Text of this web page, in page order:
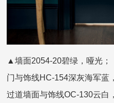
▲墙面2054-20碧绿，哑光；
门与饰线HC-154深灰海军蓝
过道墙面与饰线OC-130云白